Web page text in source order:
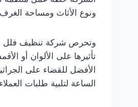
ونوع الأثاث ومساحة
وتحرص شركة تنظيف فلل
تأثيرها على الألوان أو
الأفضل للقضاء على
الساعة لتلبية طلبات